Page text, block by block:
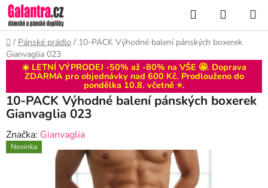
Přejít
na
obsah
Hledat
KOŠÍK
Domů
/ Pánské prádlo / 10-PACK Výhodné balení pánských boxerek
Gianvaglia 023
☀️ LETNÍ VÝPRODEJ -50% až -80% na VŠE 🤩. Doprava
ZDARMA pro objednávky nad 600 Kč. Prodlouženo do
pondělka 10.8. včetně ⭐.
10-PACK Výhodné balení pánských boxerek
Gianvaglia 023
Značka: Gianvaglia
Novinka